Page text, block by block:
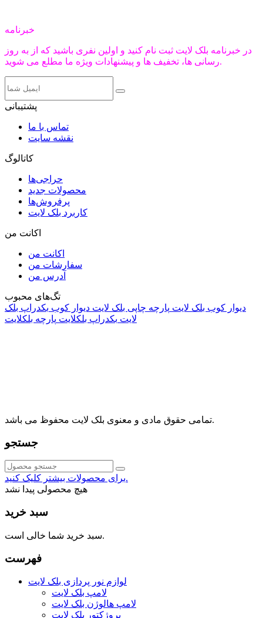
خبرنامه
در خبرنامه بلک لایت ثبت نام کنید و اولین نفری باشید که از به روز
رسانی ها، تخفیف ها و پیشنهادات ویژه ما مطلع می شوید.
پشتیبانی
تماس با ما
نقشه سایت
کاتالوگ
حراجی‌ها
محصولات جدید
پرفروش‌ها
کاربرد بلک لایت
اکانت من
اکانت من
سفارشات من
آدرس من
تگ‌های محبوب
دیوار کوب بلک لایت پارچه چاپی بلک لایت دیوار کوب بکدراپ بلک
لایت بکدراپ بلکلایت پارچه بلکلایت
تمامی حقوق مادی و معنوی بلک لایت محفوظ می باشد.
جستجو
برای محصولات بیشتر کلیک کنید.
هیچ محصولی پیدا نشد
سبد خرید
سبد خرید شما خالی است.
فهرست
لوازم نور پردازی بلک لایت
لامپ بلک لایت
لامپ هالوژن بلک لایت
پروژکتور بلک لایت